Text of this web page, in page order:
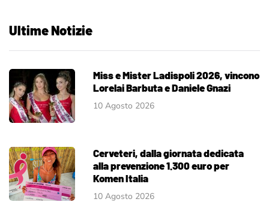
Ultime Notizie
Miss e Mister Ladispoli 2026, vincono
Lorelai Barbuta e Daniele Gnazi
10 Agosto 2026
Cerveteri, dalla giornata dedicata
alla prevenzione 1.300 euro per
Komen Italia
10 Agosto 2026